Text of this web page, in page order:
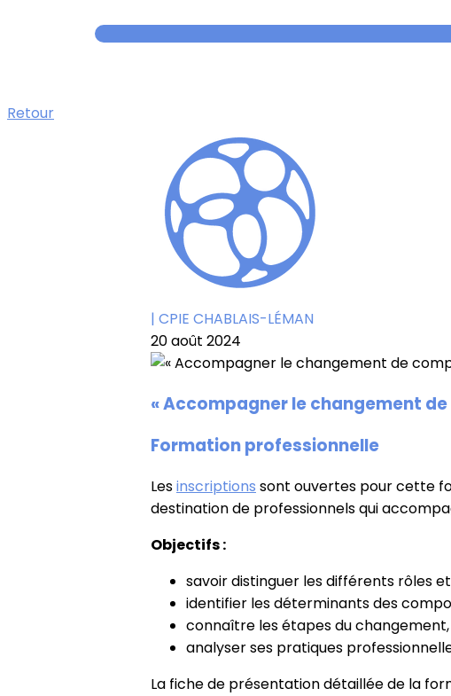
Retour
| CPIE CHABLAIS-LÉMAN
20 août 2024
« Accompagner le changement
Formation professionnelle
Lesinscriptions sont ouvertes pour cette
destination de professionnels qui
Objectifs :
savoir distinguer les différents rôles
identifier les déterminants des
connaître les étapes du
analyser ses pratiques
La fiche de présentation détaillée de la